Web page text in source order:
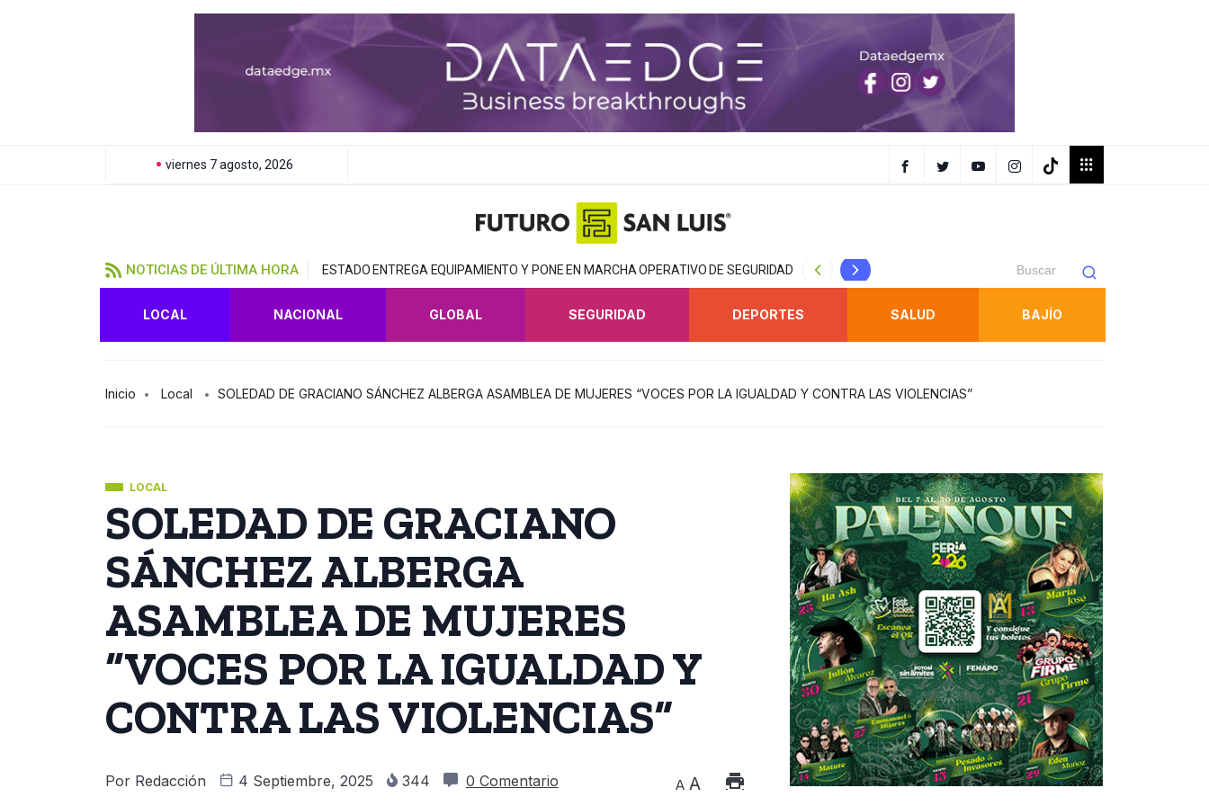
viernes 7 agosto, 2026
NOTICIAS DE ÚLTIMA HORA ESTADO ENTREGA EQUIPAMIENTO Y PONE EN MARCHA OPERATIVO DE SEGURIDAD Gallardo inaugura competencia ecuestre internacional en
LOCAL NACIONAL GLOBAL SEGURIDAD DEPORTES SALUD BAJÍO
Inicio Local SOLEDAD DE GRACIANO SÁNCHEZ ALBERGA ASAMBLEA DE MUJERES “VOCES POR LA IGUALDAD Y CONTRA LAS VIOLENCIAS”
LOCAL
SOLEDAD DE GRACIANO
SÁNCHEZ ALBERGA
ASAMBLEA DE MUJERES
“VOCES POR LA IGUALDAD Y
CONTRA LAS VIOLENCIAS”
Por Redacción 4 Septiembre, 2025 344 0 Comentario A A